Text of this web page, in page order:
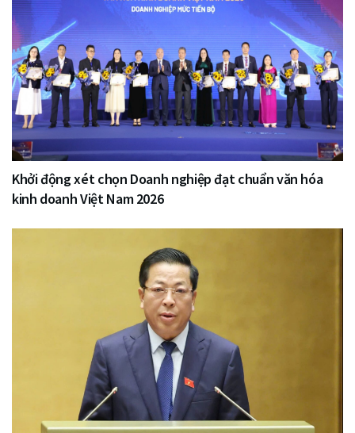
Khởi động xét chọn Doanh nghiệp đạt chuẩn văn hóa
kinh doanh Việt Nam 2026